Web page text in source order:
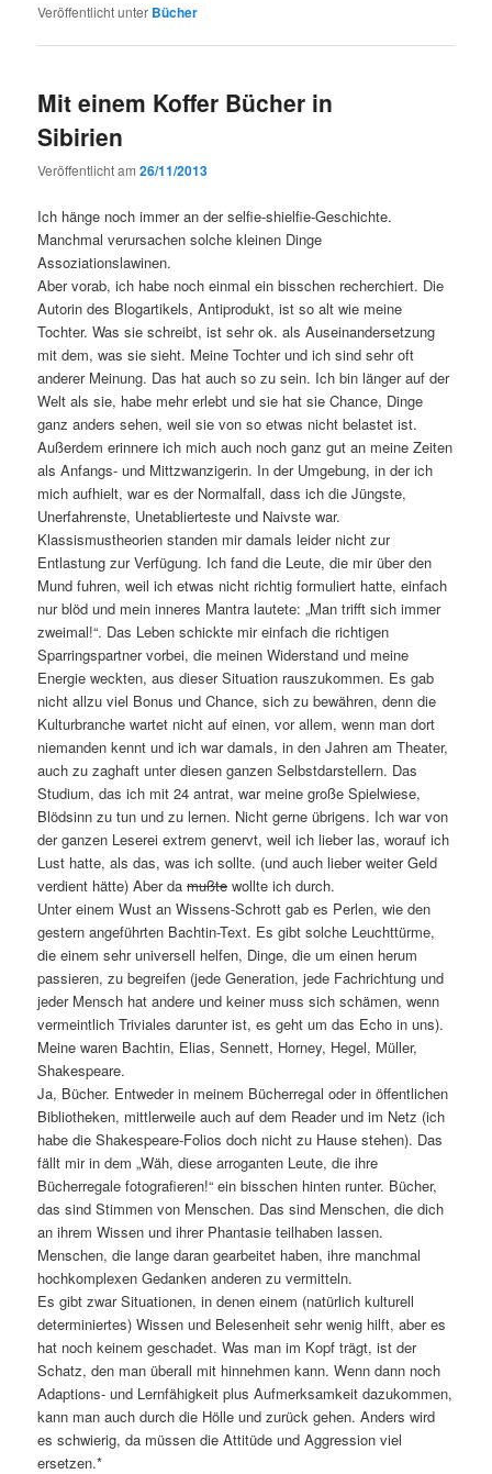
Veröffentlicht unter Bücher
Mit einem Koffer Bücher in
Sibirien
Veröffentlicht am26/11/2013
Ich hänge noch immer an der selfie-shielfie-Geschichte.
Manchmal verursachen solche kleinen Dinge
Assoziationslawinen.
Aber vorab, ich habe noch einmal ein bisschen recherchiert. Die
Autorin des Blogartikels, Antiprodukt, ist so alt wie meine
Tochter. Was sie schreibt, ist sehr ok. als Auseinandersetzung
mit dem, was sie sieht. Meine Tochter und ich sind sehr oft
anderer Meinung. Das hat auch so zu sein. Ich bin länger auf der
Welt als sie, habe mehr erlebt und sie hat sie Chance, Dinge
ganz anders sehen, weil sie von so etwas nicht belastet ist.
Außerdem erinnere ich mich auch noch ganz gut an meine Zeiten
als Anfangs- und Mittzwanzigerin. In der Umgebung, in der ich
mich aufhielt, war es der Normalfall, dass ich die Jüngste,
Unerfahrenste, Unetablierteste und Naivste war.
Klassismustheorien standen mir damals leider nicht zur
Entlastung zur Verfügung. Ich fand die Leute, die mir über den
Mund fuhren, weil ich etwas nicht richtig formuliert hatte, einfach
nur blöd und mein inneres Mantra lautete: „Man trifft sich immer
zweimal!“. Das Leben schickte mir einfach die richtigen
Sparringspartner vorbei, die meinen Widerstand und meine
Energie weckten, aus dieser Situation rauszukommen. Es gab
nicht allzu viel Bonus und Chance, sich zu bewähren, denn die
Kulturbranche wartet nicht auf einen, vor allem, wenn man dort
niemanden kennt und ich war damals, in den Jahren am Theater,
auch zu zaghaft unter diesen ganzen Selbstdarstellern. Das
Studium, das ich mit 24 antrat, war meine große Spielwiese,
Blödsinn zu tun und zu lernen. Nicht gerne übrigens. Ich war von
der ganzen Leserei extrem genervt, weil ich lieber las, worauf ich
Lust hatte, als das, was ich sollte. (und auch lieber weiter Geld
verdient hätte) Aber damußte wollte ich durch.
Unter einem Wust an Wissens-Schrott gab es Perlen, wie den
gestern angeführten Bachtin-Text. Es gibt solche Leuchttürme,
die einem sehr universell helfen, Dinge, die um einen herum
passieren, zu begreifen (jede Generation, jede Fachrichtung und
jeder Mensch hat andere und keiner muss sich schämen, wenn
vermeintlich Triviales darunter ist, es geht um das Echo in uns).
Meine waren Bachtin, Elias, Sennett, Horney, Hegel, Müller,
Shakespeare.
Ja, Bücher. Entweder in meinem Bücherregal oder in öffentlichen
Bibliotheken, mittlerweile auch auf dem Reader und im Netz (ich
habe die Shakespeare-Folios doch nicht zu Hause stehen). Das
fällt mir in dem „Wäh, diese arroganten Leute, die ihre
Bücherregale fotografieren!“ ein bisschen hinten runter. Bücher,
das sind Stimmen von Menschen. Das sind Menschen, die dich
an ihrem Wissen und ihrer Phantasie teilhaben lassen.
Menschen, die lange daran gearbeitet haben, ihre manchmal
hochkomplexen Gedanken anderen zu vermitteln.
Es gibt zwar Situationen, in denen einem (natürlich kulturell
determiniertes) Wissen und Belesenheit sehr wenig hilft, aber es
hat noch keinem geschadet. Was man im Kopf trägt, ist der
Schatz, den man überall mit hinnehmen kann. Wenn dann noch
Adaptions- und Lernfähigkeit plus Aufmerksamkeit dazukommen,
kann man auch durch die Hölle und zurück gehen. Anders wird
es schwierig, da müssen die Attitüde und Aggression viel
ersetzen.*